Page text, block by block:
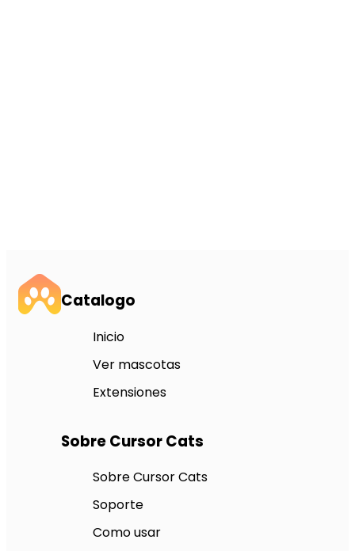
Catalogo
Inicio
Ver mascotas
Extensiones
Sobre Cursor Cats
Sobre Cursor Cats
Soporte
Como usar